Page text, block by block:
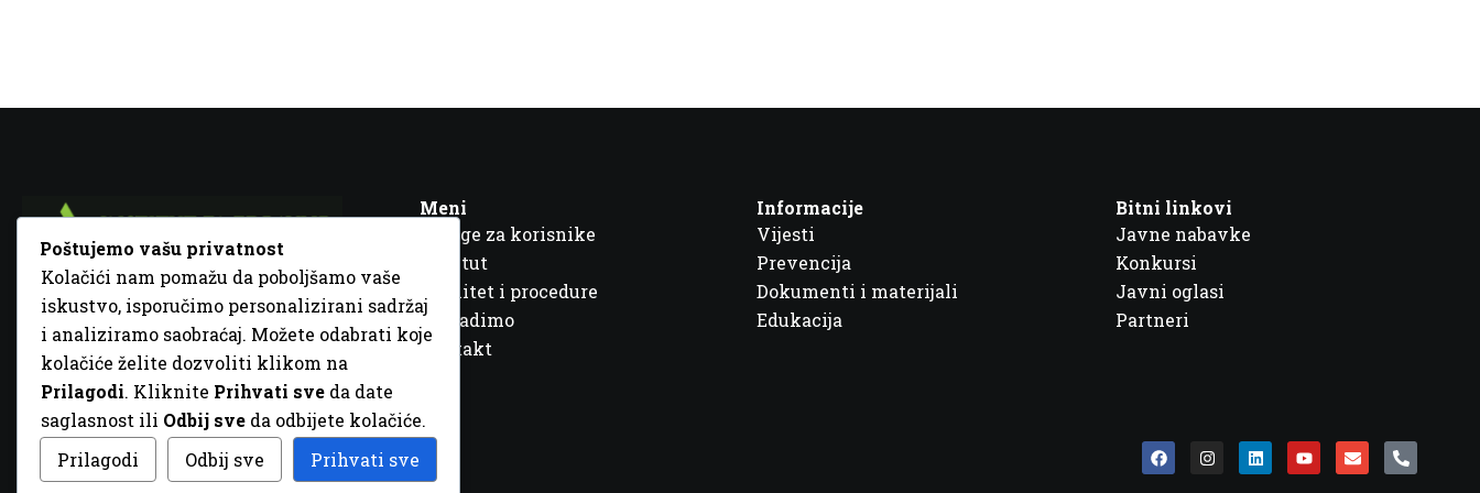
Fra Ivana Jukića br. 2, 72000 Zenica, BiH
+387 32 448 001
info@inz.ba
http://www.inz.ba
Meni
Usluge za korisnike
Institut
Kvalitet i procedure
Šta radimo
Kontakt
Informacije
Vijesti
Prevencija
Dokumenti i materijali
Edukacija
Bitni linkovi
Javne nabavke
Konkursi
Javni oglasi
Partneri
© 2026 Sva prava zadržana. DizajnGordonDM
Poštujemo vašu privatnost
Kolačići nam pomažu da poboljšamo vaše
iskustvo, isporučimo personalizirani sadržaj
i analiziramo saobraćaj. Možete odabrati koje
kolačiće želite dozvoliti klikom na
Prilagodi. Kliknite Prihvati sve da date
saglasnost ili Odbij sve da odbijete kolačiće.
Prilagodi
Odbij sve Prihvati sve